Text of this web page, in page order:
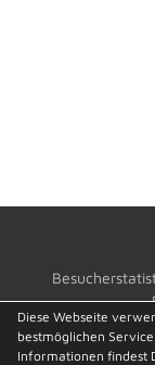
Diese Webseite
bestmöglichen
Informationen findest